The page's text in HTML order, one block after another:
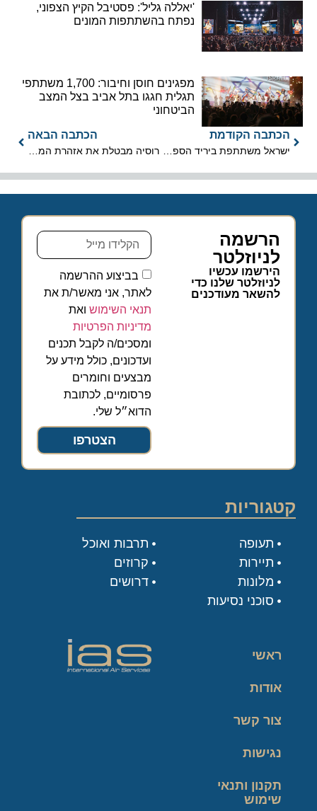
'יאללה גליל': פסטיבל הקיץ הצפוני,
נפתח בהשתתפות המונים
מפגינים חוסן וחיבור: 1,700 משתתפי
תגלית חגגו בתל אביב בצל המצב
הביטחוני
הכתבה הקודמת
ישראל משתתפת ביריד הספרים הבינלאומי בפרנקפורט
הכתבה הבאה
רוסיה מבטלת את אזהרת המסע – ממתינים לאישור סופי לשיווק חבילות
הרשמה
לניוזלטר
הירשמו עכשיו
לניוזלטר שלנו כדי
להשאר מעודכנים
בביצוע ההרשמה
לאתר, אני מאשר/ת את
תנאי השימושואת
מדיניות הפרטיות
ומסכים/ה לקבל תכנים
ועדכונים, כולל מידע על
מבצעים וחומרים
פרסומיים, לכתובת
הדוא״ל שלי.
הצטרפו
קטגוריות
תעופה
תיירות
מלונות
סוכני נסיעות
תרבות ואוכל
קרוזים
דרושים
ראשי
אודות
צור קשר
נגישות
תקנון ותנאי
שימוש